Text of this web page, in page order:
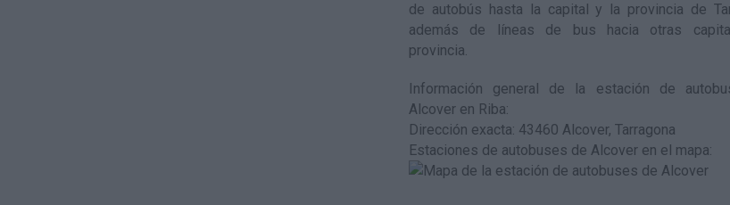
de autobús hasta la capital y la provincia de
además de líneas de bus hacia otras
provincia.
Información general de la estación de
Alcover en Riba:
Dirección exacta: 43460 Alcover, Tarragona
Estaciones de autobuses de Alcover en el mapa: